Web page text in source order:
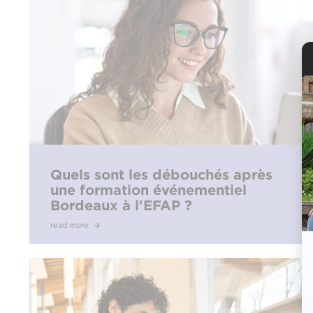
Quels sont les débouchés après
une formation événementiel
Bordeaux à l'EFAP ?
read more